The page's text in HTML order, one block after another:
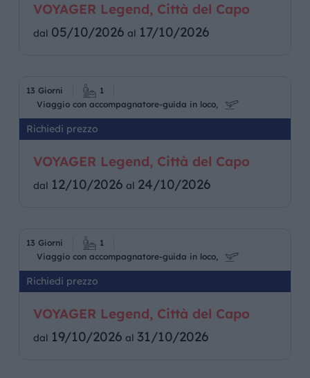
VOYAGER Legend, Città del Capo
dal 05/10/2026 al 17/10/2026
13 Giorni
1
Viaggio con accompagnatore-guida in loco,
Richiedi prezzo
VOYAGER Legend, Città del Capo
dal 12/10/2026 al 24/10/2026
13 Giorni
1
Viaggio con accompagnatore-guida in loco,
Richiedi prezzo
VOYAGER Legend, Città del Capo
dal 19/10/2026 al 31/10/2026